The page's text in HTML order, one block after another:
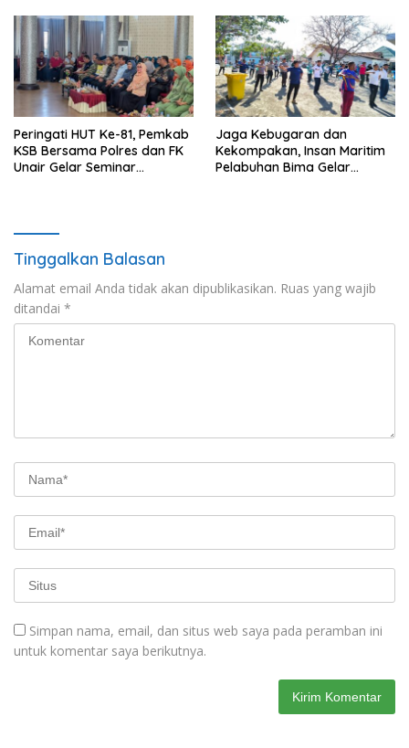
Peringati HUT Ke-81, Pemkab
KSB Bersama Polres dan FK
Unair Gelar Seminar
Jaga Kebugaran dan
Kekompakan, Insan Maritim
Pelabuhan Bima Gelar
Tinggalkan Balasan
Alamat email Anda tidak akan dipublikasikan. Ruas yang wajib
ditandai *
Simpan nama, email, dan situs web saya pada peramban ini
untuk komentar saya berikutnya.